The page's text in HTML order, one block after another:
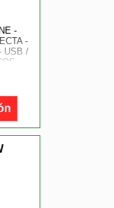
-
-
USB /
DE